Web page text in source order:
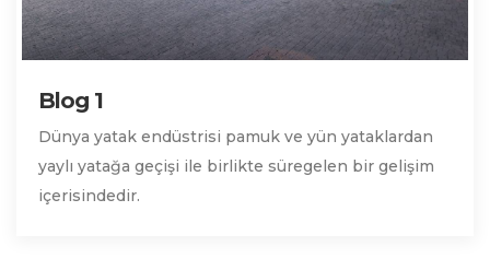
Blog 1
Dünya yatak endüstrisi pamuk ve yün yataklardan
yaylı yatağa geçişi ile birlikte süregelen bir gelişim
içerisindedir.